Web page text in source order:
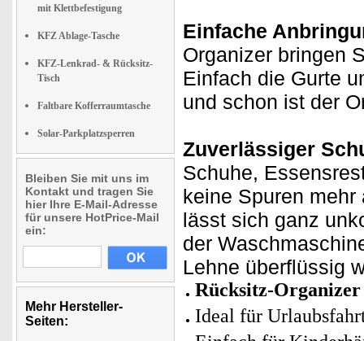
mit Klettbefestigung
KFZ Ablage-Tasche
KFZ-Lenkrad- & Rücksitz-
Tisch
Faltbare Kofferraumtasche
Solar-Parkplatzsperren
Bleiben Sie mit uns im
Kontakt und tragen Sie
hier Ihre E-Mail-Adresse
für unsere HotPrice-Mail
ein:
Mehr Hersteller-
Seiten:
Einfache
Organizer bringen
Einfach die Gurte
und schon ist der
Zuverlässiger
Schuhe,
keine Spuren
lässt sich ganz
der
Lehne überflüssig
Rücksitz-Organizer
Ideal für